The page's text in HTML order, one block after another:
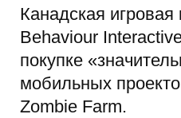
Канадская игровая
Behaviour
покупке
мобильных
Zombie Farm.